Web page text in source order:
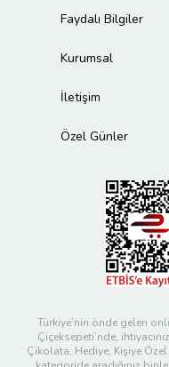
Faydalı Bilgiler
Kurumsal
İletişim
Özel Günler
Türkiye’nin önde gelen
Çiçeksepeti’nde,
Çikolata, Hediye, Kişiye